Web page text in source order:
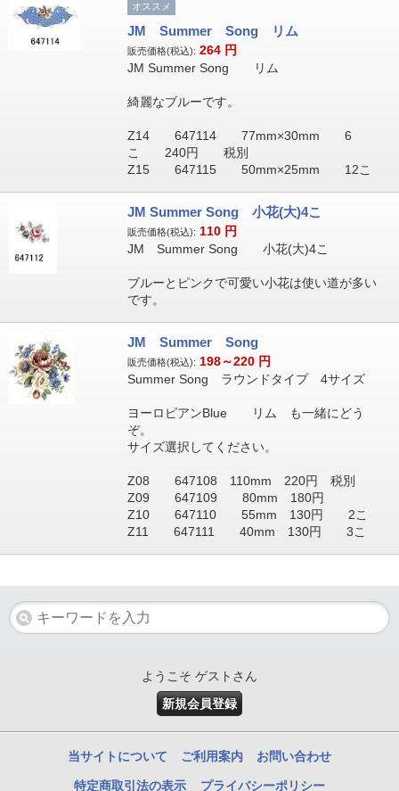
オススメ
JM Summer Song リム
販売価格(税込): 264 円
JM Summer Song リム
綺麗なブルーです。
Z14 647114 77mm×30mm 6
こ 240円 税別
Z15 647115 50mm×25mm 12こ
JM Summer Song 小花(大)4こ
販売価格(税込): 110 円
JM Summer Song 小花(大)4こ
ブルーとピンクで可愛い小花は使い道が多い
です。
JM Summer Song
販売価格(税込): 198～220 円
Summer Song ラウンドタイプ 4サイズ
ヨーロピアンBlue リム も一緒にどう
ぞ。
サイズ選択してください。
Z08 647108 110mm 220円 税別
Z09 647109 80mm 180円
Z10 647110 55mm 130円 2こ
Z11 647111 40mm 130円 3こ
ようこそ ゲストさん
新規会員登録
当サイトについて ご利用案内 お問い合わせ
特定商取引法の表示 プライバシーポリシー